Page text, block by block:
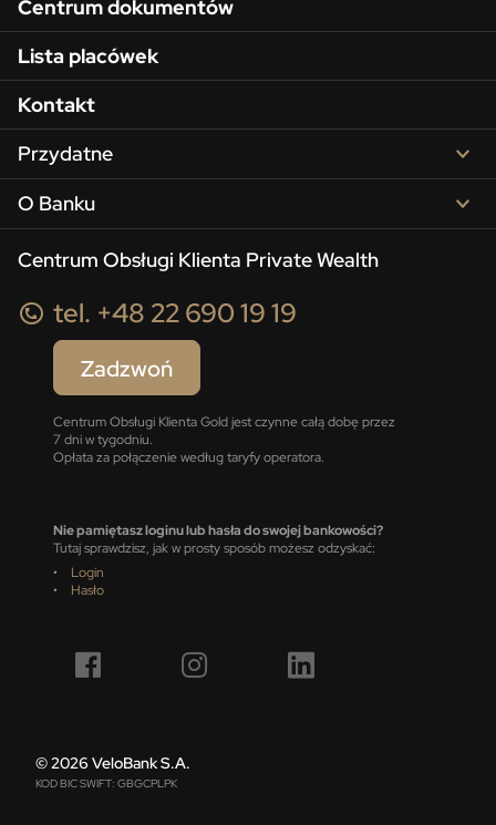
Centrum dokumentów
Lista placówek
Kontakt
Przydatne
O Banku
Centrum Obsługi Klienta Private Wealth
tel. +48 22 690 19 19
Zadzwoń
Centrum Obsługi Klienta Gold jest czynne całą dobę przez
7 dni w tygodniu.
Opłata za połączenie według taryfy operatora.
Nie pamiętasz loginu lub hasła do swojej bankowości?
Tutaj sprawdzisz, jak w prosty sposób możesz odzyskać:
• Login
• Hasło
© 2026 VeloBank S.A.
KOD BIC SWIFT: GBGCPLPK